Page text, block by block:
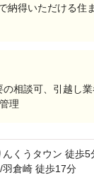
納得いただける住
の相談可、引越し
理
くうタウン 徒歩5
倉崎 徒歩17分